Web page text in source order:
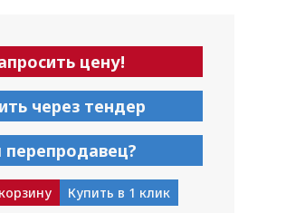
цену!
через тендер
Купить в 1 клик